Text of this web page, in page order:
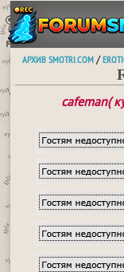
АРХИВ SMOTRI.COM /
cafeman(